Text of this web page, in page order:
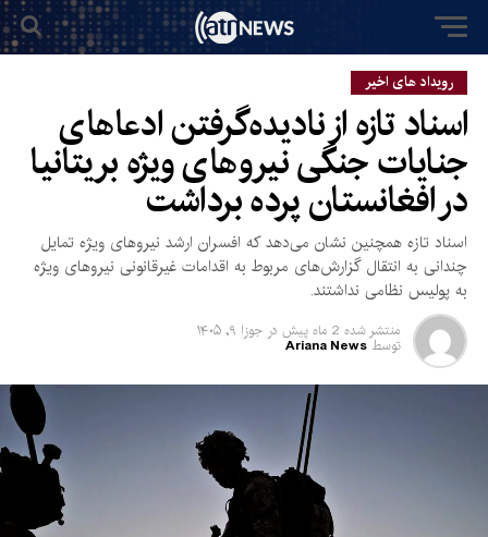
رویداد های اخیر
اسناد تازه از نادیده‌گرفتن ادعاهای
جنایات جنگی نیروهای ویژه بریتانیا
در افغانستان پرده برداشت
اسناد تازه همچنین نشان می‌دهد که افسران ارشد نیروهای ویژه تمایل
چندانی به انتقال گزارش‌های مربوط به اقدامات غیرقانونی نیروهای ویژه
به پولیس نظامی نداشتند.
منتشر شده 2 ماه پیش در جوزا ۹, ۱۴۰۵
توسط Ariana News